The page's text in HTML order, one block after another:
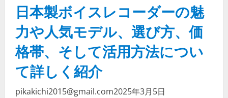
日本製ボイスレコーダーの魅
力や人気モデル、選び方、価
格帯、そして活用方法につい
て詳しく紹介
pikakichi2015@gmail.com2025年3月5日